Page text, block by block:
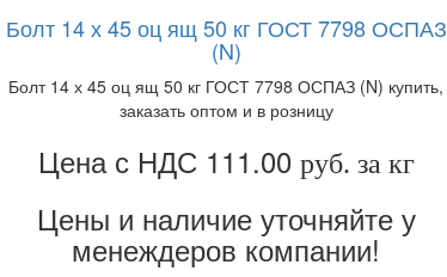
Болт 14 х 45 оц ящ 50 кг ГОСТ 7798 ОСПАЗ
(N)
Болт 14 х 45 оц ящ 50 кг ГОСТ 7798 ОСПАЗ (N) купить,
заказать оптом и в розницу
Цена с НДС 111.00 руб. за кг
Цены и наличие уточняйте у
менеждеров компании!